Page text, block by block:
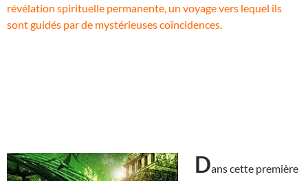
révélation spirituelle permanente, un voyage vers lequel ils
sont guidés par de mystérieuses coïncidences.
Dans cette première